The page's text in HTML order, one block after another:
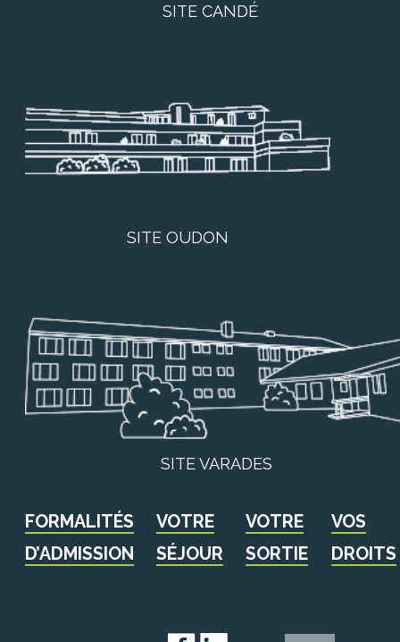
SITE CANDÉ
SITE OUDON
SITE VARADES
FORMALITÉS
D’ADMISSION
VOTRE
SÉJOUR
VOTRE
SORTIE
VOS
DROITS